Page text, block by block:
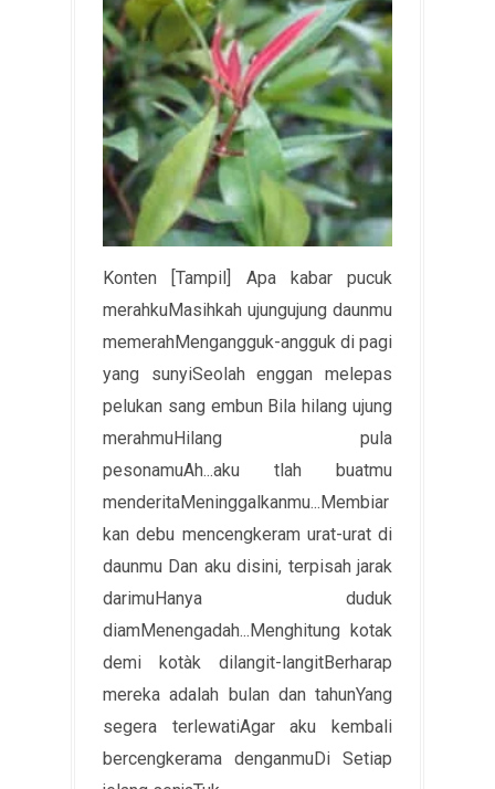
Konten [Tampil] Apa kabar pucuk
merahkuMasihkah ujungujung daunmu
memerahMengangguk-angguk di pagi
yang sunyiSeolah enggan melepas
pelukan sang embun Bila hilang ujung
merahmuHilang pula
pesonamuAh...aku tlah buatmu
menderitaMeninggalkanmu...Membiar
kan debu mencengkeram urat-urat di
daunmu Dan aku disini, terpisah jarak
darimuHanya duduk
diamMenengadah...Menghitung kotak
demi kotàk dilangit-langitBerharap
mereka adalah bulan dan tahunYang
segera terlewatiAgar aku kembali
bercengkerama denganmuDi Setiap